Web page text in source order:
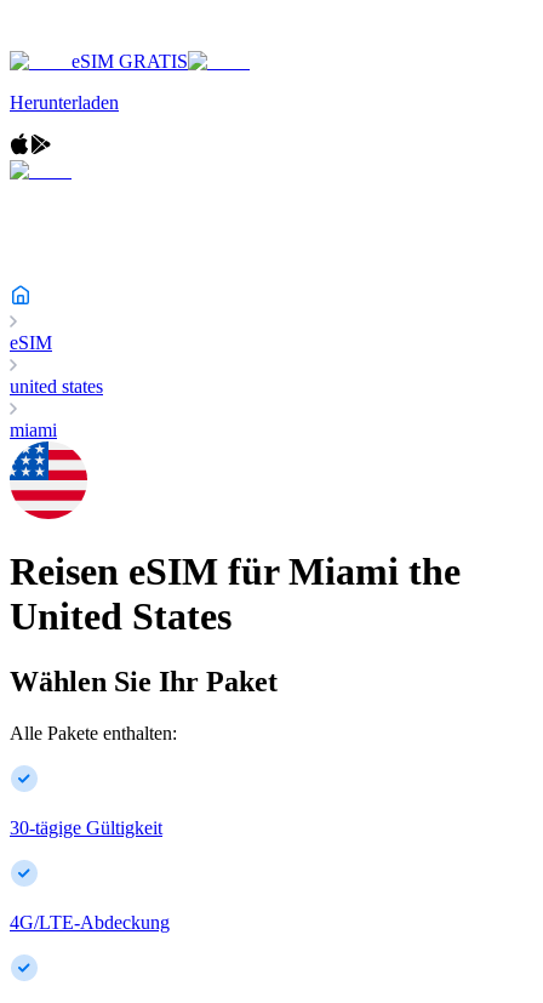
eSIM GRATIS
Herunterladen
eSIM
united states
miami
Reisen eSIM für Miami the
United States
Wählen Sie Ihr Paket
Alle Pakete enthalten:
30-tägige Gültigkeit
4G/LTE-Abdeckung